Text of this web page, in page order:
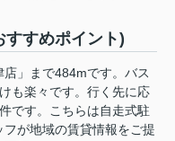
すすめポイント)
」まで484mです。バス
も楽々です。行く先に応
です。こちらは自走式駐
が地域の賃貸情報をご提